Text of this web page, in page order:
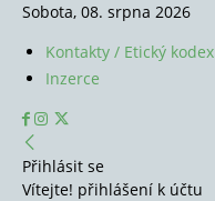
Sobota, 08. srpna 2026
Kontakty / Etický kodex
Inzerce
Přihlásit se
Vítejte! přihlášení k účtu